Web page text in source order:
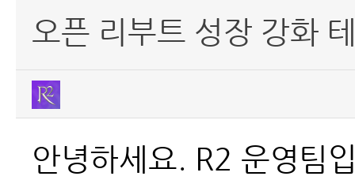
오픈 리부트 성장 강화
안녕하세요. R2 운영팀